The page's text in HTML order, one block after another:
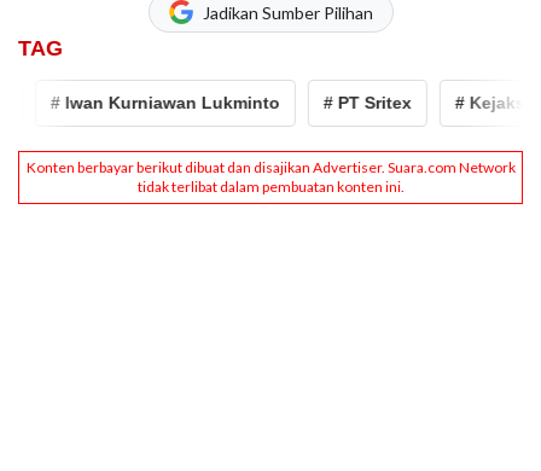
Jadikan Sumber Pilihan
TAG
# Iwan Kurniawan Lukminto # PT Sritex #